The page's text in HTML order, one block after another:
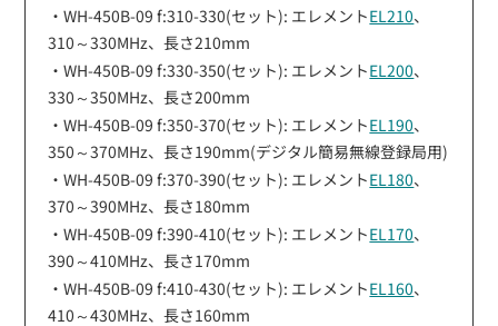
・WH-450B-09 f:310-330(セット): エレメントEL210、
310～330MHz、長さ210mm
・WH-450B-09 f:330-350(セット): エレメントEL200、
330～350MHz、長さ200mm
・WH-450B-09 f:350-370(セット): エレメントEL190、
350～370MHz、長さ190mm(デジタル簡易無線登録局用)
・WH-450B-09 f:370-390(セット): エレメントEL180、
370～390MHz、長さ180mm
・WH-450B-09 f:390-410(セット): エレメントEL170、
390～410MHz、長さ170mm
・WH-450B-09 f:410-430(セット): エレメントEL160、
410～430MHz、長さ160mm